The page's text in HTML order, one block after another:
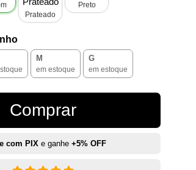
Prateado
Preto
M
em estoque
G
em estoque
Comprar
com PIX e ganhe+5% OFF